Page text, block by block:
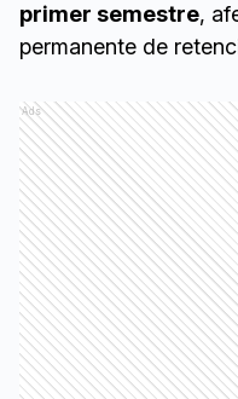
primer semestre,
permanente de
Ads